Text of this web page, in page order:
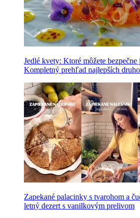
Jedlé kvety: Ktoré môžete
Kompletný prehľad najlepších
Zapekané palacinky s tvarohom a
letný dezert s vanilkovým prelivom